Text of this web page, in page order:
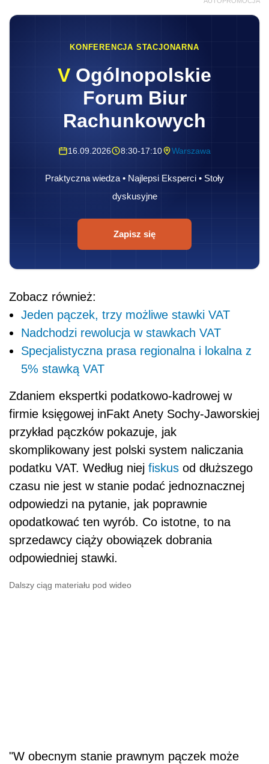
KONFERENCJA STACJONARNA
V Ogólnopolskie
Forum Biur
Rachunkowych
16.09.2026 8:30-17:10 Warszawa
Praktyczna wiedza • Najlepsi Eksperci • Stoły
dyskusyjne
Zapisz się
Zobacz również:
Jeden pączek, trzy możliwe stawki VAT
Nadchodzi rewolucja w stawkach VAT
Specjalistyczna prasa regionalna i lokalna z
5% stawką VAT
Zdaniem ekspertki podatkowo-kadrowej w
firmie księgowej inFakt Anety Sochy-Jaworskiej
przykład pączków pokazuje, jak
skomplikowany jest polski system naliczania
podatku VAT. Według niej fiskus od dłuższego
czasu nie jest w stanie podać jednoznacznej
odpowiedzi na pytanie, jak poprawnie
opodatkować ten wyrób. Co istotne, to na
sprzedawcy ciąży obowiązek dobrania
odpowiedniej stawki.
Dalszy ciąg materiału pod wideo
"W obecnym stanie prawnym pączek może